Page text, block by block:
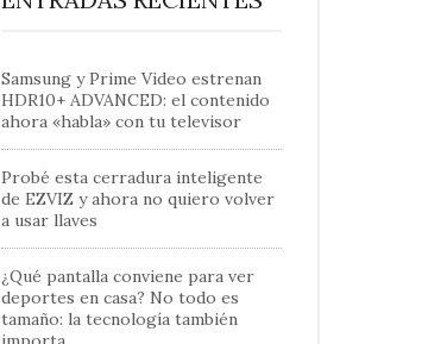
Samsung y Prime Video estrenan
HDR10+ ADVANCED: el contenido
ahora «habla» con tu televisor
Probé esta cerradura inteligente
de EZVIZ y ahora no quiero volver
a usar llaves
¿Qué pantalla conviene para ver
deportes en casa? No todo es
tamaño: la tecnología también